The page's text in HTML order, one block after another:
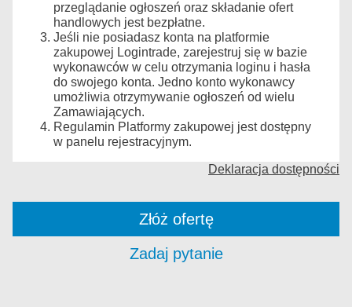
przeglądanie ogłoszeń oraz składanie ofert
handlowych jest bezpłatne.
Jeśli nie posiadasz konta na platformie
zakupowej Logintrade, zarejestruj się w bazie
wykonawców w celu otrzymania loginu i hasła
do swojego konta. Jedno konto wykonawcy
umożliwia otrzymywanie ogłoszeń od wielu
Zamawiających.
Regulamin Platformy zakupowej jest dostępny
w panelu rejestracyjnym.
Deklaracja dostępności
Złóż ofertę
Zadaj pytanie